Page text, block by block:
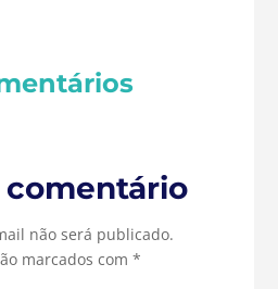
comentário
não será publicado.
marcados com*